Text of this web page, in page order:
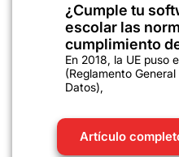
¿Cumple tu
escolar las
cumplimiento
En 2018, la UE puso
(Reglamento
Datos),
Artículo